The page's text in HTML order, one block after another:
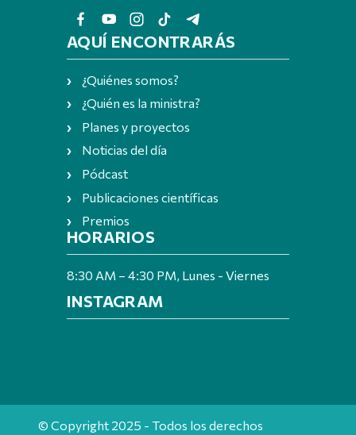
AQUÍ ENCONTRARÁS
¿Quiénes somos?
¿Quién es la ministra?
Planes y proyectos
Noticias del día
Pódcast
Publicaciones científicas
Premios
HORARIOS
8:30 AM – 4:30 PM, Lunes - Viernes
INSTAGRAM
© Copyright 2025 - Todos los derechos